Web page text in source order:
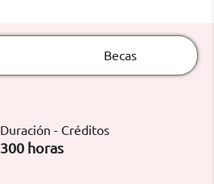
Becas
Duración - Créditos
300 horas